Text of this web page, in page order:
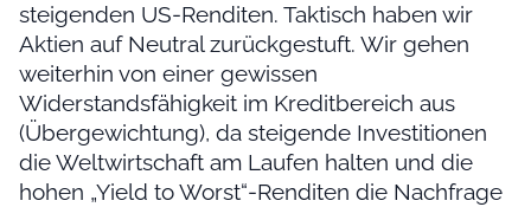
steigenden US-Renditen. Taktisch haben wir
Aktien auf Neutral zurückgestuft. Wir gehen
weiterhin von einer gewissen
Widerstandsfähigkeit im Kreditbereich aus
(Übergewichtung), da steigende Investitionen
die Weltwirtschaft am Laufen halten und die
hohen „Yield to Worst“-Renditen die Nachfrage